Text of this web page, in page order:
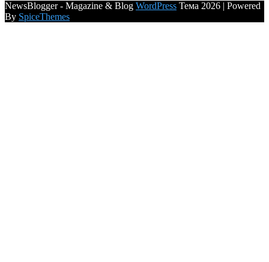
NewsBlogger - Magazine & Blog WordPress Тема 2026 | Powered
By SpiceThemes